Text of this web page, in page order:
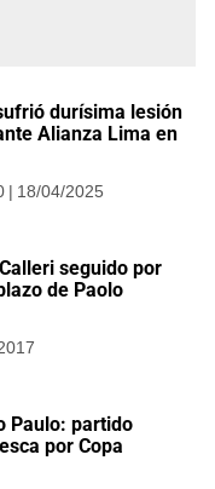
durísima lesión
Alianza Lima en
| 18/04/2025
seguido por
de Paolo
Paulo: partido
por Copa